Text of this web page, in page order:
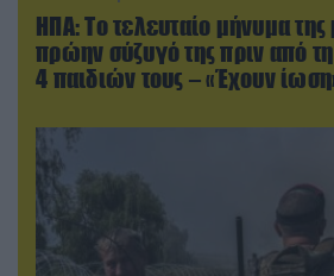
ΗΠΑ: Το τελευταίο μήνυμα της
πρώην σύζυγό της πριν από
4 παιδιών τους – «Έχουν